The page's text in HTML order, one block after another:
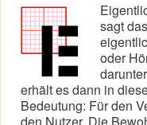
sagt
oder
erhält es dann in
Bedeutung: Für den